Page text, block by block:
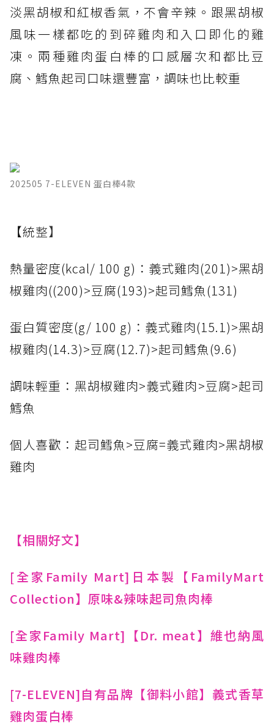
淡黑胡椒和紅椒香氣，不會辛辣。跟黑胡椒
風味一樣都吃的到碎雞肉和入口即化的雞
凍。兩種雞肉蛋白棒的口感層次和都比豆
腐、鱈魚起司口味還豐富，調味也比較重
202505 7-ELEVEN 蛋白棒4款
【統整】
熱量密度(kcal/ 100 g)：義式雞肉(201)>黑胡
椒雞肉((200)>豆腐(193)>起司鱈魚(131)
蛋白質密度(g/ 100 g)：義式雞肉(15.1)>黑胡
椒雞肉(14.3)>豆腐(12.7)>起司鱈魚(9.6)
調味輕重：黑胡椒雞肉>義式雞肉>豆腐>起司
鱈魚
個人喜歡：起司鱈魚>豆腐=義式雞肉>黑胡椒
雞肉
【相關好文】
[全家Family Mart]日本製【FamilyMart
Collection】原味&辣味起司魚肉棒
[全家Family Mart]【Dr. meat】維也納風
味雞肉棒
[7-ELEVEN]自有品牌【御料小館】義式香草
雞肉蛋白棒